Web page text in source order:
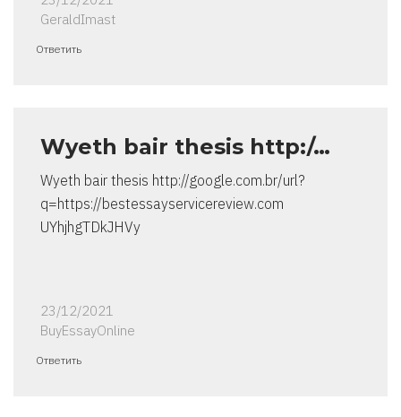
GeraldImast
Ответить
Wyeth bair thesis http:/…
Wyeth bair thesis http://google.com.br/url?
q=https://bestessayservicereview.com
UYhjhgTDkJHVy
23/12/2021
BuyEssayOnline
Ответить